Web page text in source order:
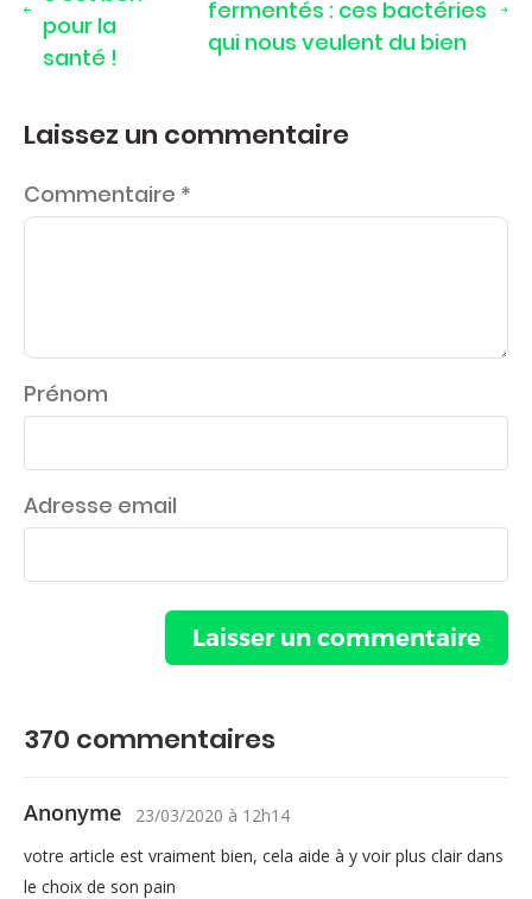
pour la
santé !
fermentés : ces bactéries
qui nous veulent du bien
Laissez un commentaire
Commentaire *
Prénom
Adresse email
370 commentaires
Anonyme 23/03/2020 à 12h14
votre article est vraiment bien, cela aide à y voir plus clair dans
le choix de son pain